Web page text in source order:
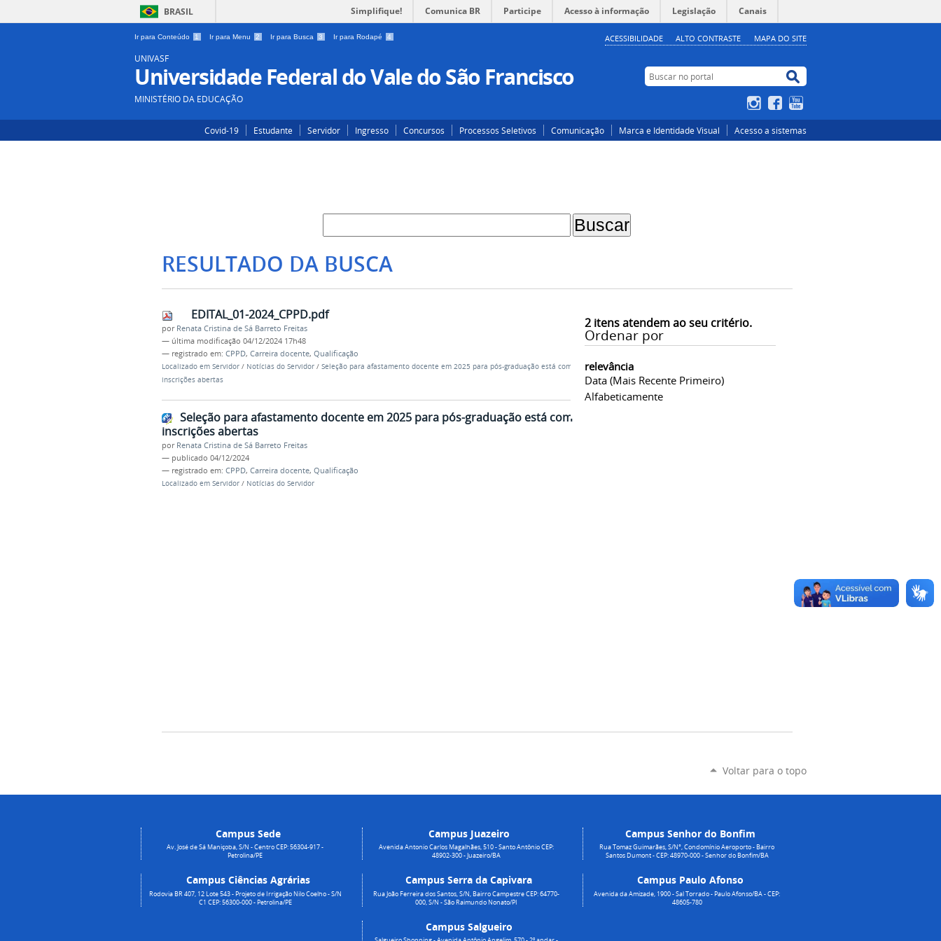
BRASIL Simplifique! Comunica BR Participe Acesso à informação Legislação Canais
Ir para Conteúdo 1 Ir para Menu 2 Ir para Busca 3 Ir para Rodapé 4 ACESSIBILIDADE ALTO CONTRASTE MAPA DO SITE
UNIVASF
Universidade Federal do Vale do São Francisco
MINISTÉRIO DA EDUCAÇÃO
Buscar no portal
Buscar no portal
InstagramFacebook
Covid-19 Estudante Servidor Ingresso Concursos Processos Seletivos Comunicação Marca e Identidade Visual Acesso a sistemas
RESULTADO DA BUSCA
2itens atendem ao seu critério.
Ordenar por
relevância
Data (mais Recente Primeiro)
Alfabeticamente
EDITAL_01-2024_CPPD.pdf
por Renata Cristina de Sá Barreto Freitas
— última modificação 04/12/2024 17h48
— registrado em: CPPD, Carreira docente, Qualificação
Localizado em Servidor / Notícias do Servidor / Seleção para afastamento docente em 2025 para pós-graduação está com
inscrições abertas
Seleção para afastamento docente em 2025 para pós-graduação está com
inscrições abertas
por Renata Cristina de Sá Barreto Freitas
— publicado 04/12/2024
— registrado em: CPPD, Carreira docente, Qualificação
Localizado em Servidor / Notícias do Servidor
Voltar para o topo
Campus Sede
Av. José de Sá Maniçoba, S/N - Centro CEP: 56304-917 -
Petrolina/PE
Campus Ciências Agrárias
Rodovia BR 407, 12 Lote 543 - Projeto de Irrigação Nilo Coelho - S/N
C1 CEP: 56300-000 - Petrolina/PE
Campus Juazeiro
Avenida Antonio Carlos Magalhães, 510 - Santo Antônio CEP:
48902-300 - Juazeiro/BA
Campus Serra da Capivara
Rua João Ferreira dos Santos, S/N, Bairro Campestre CEP: 64770-
000, S/N - São Raimundo Nonato/PI
Campus Salgueiro
Campus Senhor do Bonfim
Rua Tomaz Guimarães, S/N°, Condomínio Aeroporto - Bairro
Santos Dumont - CEP: 48970-000 - Senhor do Bonfim/BA
Campus Paulo Afonso
Avenida da Amizade, 1900 - Sal Torrado - Paulo Afonso/BA - CEP:
48605-780